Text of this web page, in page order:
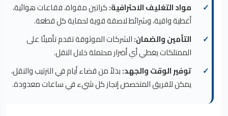
مواد التغليف الاحترافية:كراتين مقواة، فقاعات هوائية،
أغطية واقية، وشرائط لاصقة قوية لحماية كل قطعة.
التأمين والضمان:الشركات الموثوقة تقدم تأمينًا على
الممتلكات يغطي أي أضرار محتملة خلال النقل.
توفير الوقت والجهد:بدلاً من قضاء أيام في الترتيب والنقل،
يمكن للفريق المتخصص إنجاز كل شيء في ساعات معدودة.